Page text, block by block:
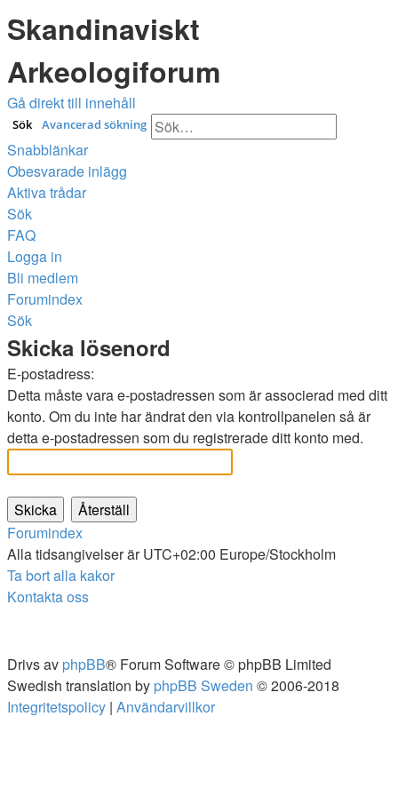
Skandinaviskt
Arkeologiforum
Gå direkt till innehåll
Sök Avancerad sökning
Snabblänkar
Obesvarade inlägg
Aktiva trådar
Sök
FAQ
Logga in
Bli medlem
Forumindex
Sök
Skicka lösenord
E-postadress:
Detta måste vara e-postadressen som är associerad med ditt
konto. Om du inte har ändrat den via kontrollpanelen så är
detta e-postadressen som du registrerade ditt konto med.
Forumindex
Alla tidsangivelser är UTC+02:00 Europe/Stockholm
Ta bort alla kakor
Kontakta oss
Drivs av phpBB® Forum Software © phpBB Limited
Swedish translation by phpBB Sweden © 2006-2018
Integritetspolicy | Användarvillkor